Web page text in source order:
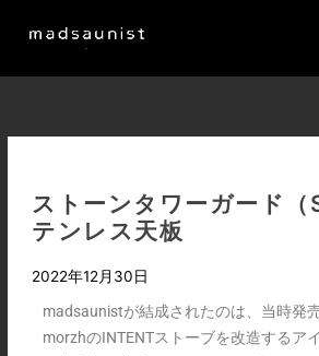
ストーンタワーガード（
テンレス天板
2022年12月30日
madsaunistが結成されたのは、当時発
morzhのINTENTストーブを改造するア